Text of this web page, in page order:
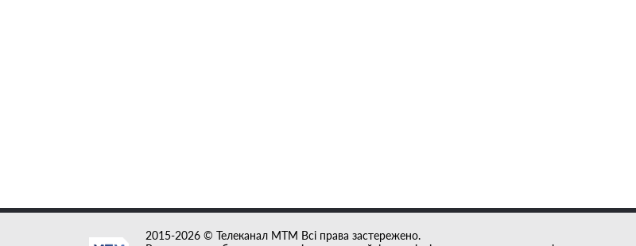
2015-2026 © Телеканал MTM Всі права застережено.